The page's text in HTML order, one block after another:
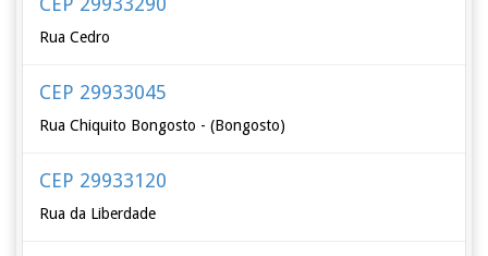
Rua Cedro
CEP 29933045
Rua Chiquito Bongosto - (Bongosto)
CEP 29933120
Rua da Liberdade